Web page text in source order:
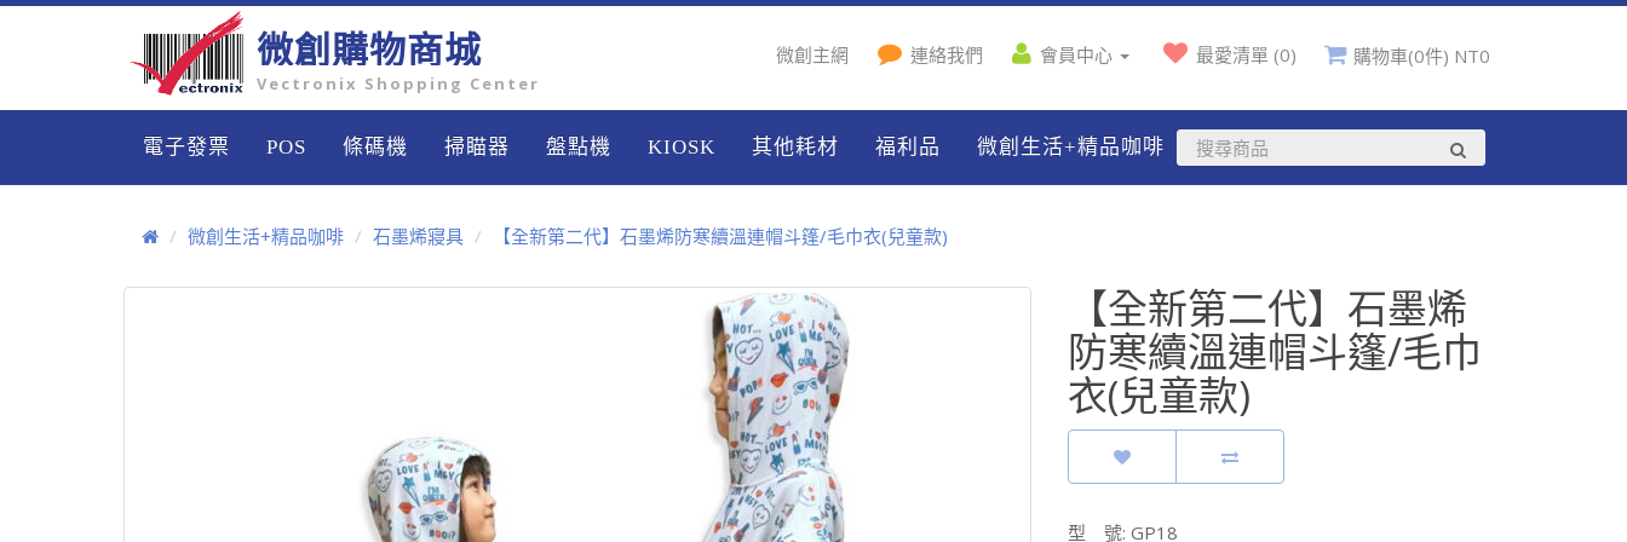
微創購物商城
Vectronix Shopping Center
微創主網 連絡我們 會員中心 最愛清單 (0) 購物車(0件) NT0
電子發票 POS 條碼機 掃瞄器 盤點機 KIOSK 其他耗材 福利品 微創生活+精品咖啡
微創生活+精品咖啡 石墨烯寢具 【全新第二代】石墨烯防寒續溫連帽斗篷/毛巾衣(兒童款)
【全新第二代】石墨烯
防寒續溫連帽斗篷/毛巾
衣(兒童款)
型 號: GP18